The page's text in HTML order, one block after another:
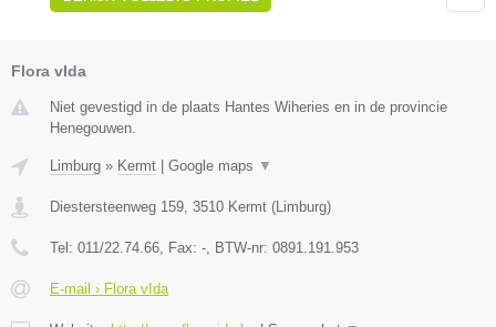
Flora vIda
Niet gevestigd in de plaats Hantes Wiheries en in de provincie
Henegouwen.
Limburg » Kermt Google maps ▼
Diestersteenweg 159, 3510 Kermt (Limburg)
Tel: 011/22.74.66, Fax: -, BTW-nr: 0891.191.953
E-mail › Flora vIda